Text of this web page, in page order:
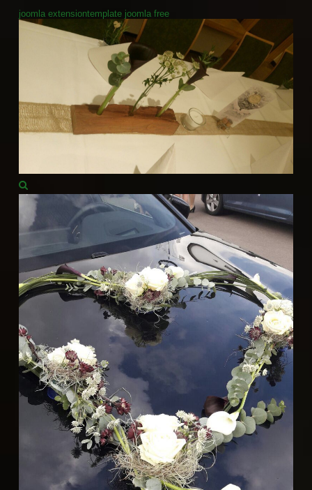
joomla extensiontemplate joomla free